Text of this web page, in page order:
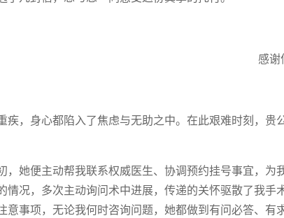
感谢
疾，身心都陷入了焦虑与无助之中。在此艰难时刻，
，她便主动帮我联系权威医生、协调预约挂号事宜，
情况，多次主动询问术中进展，传递的关怀驱散了我
意事项，无论我何时咨询问题，她都做到有问必答、有